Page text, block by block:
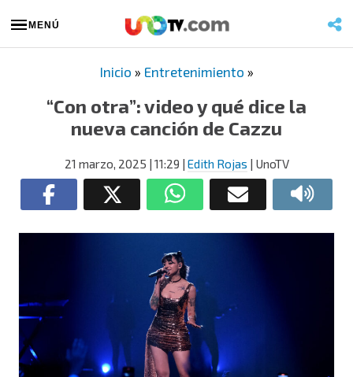
MENÚ
Inicio » Entretenimiento »
“Con otra”: video y qué dice la
nueva canción de Cazzu
21 marzo, 2025 | 11:29 | Edith Rojas | UnoTV